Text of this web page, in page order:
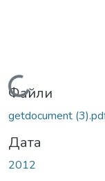
Вантажиться...
Файли
getdocument
Дата
2012